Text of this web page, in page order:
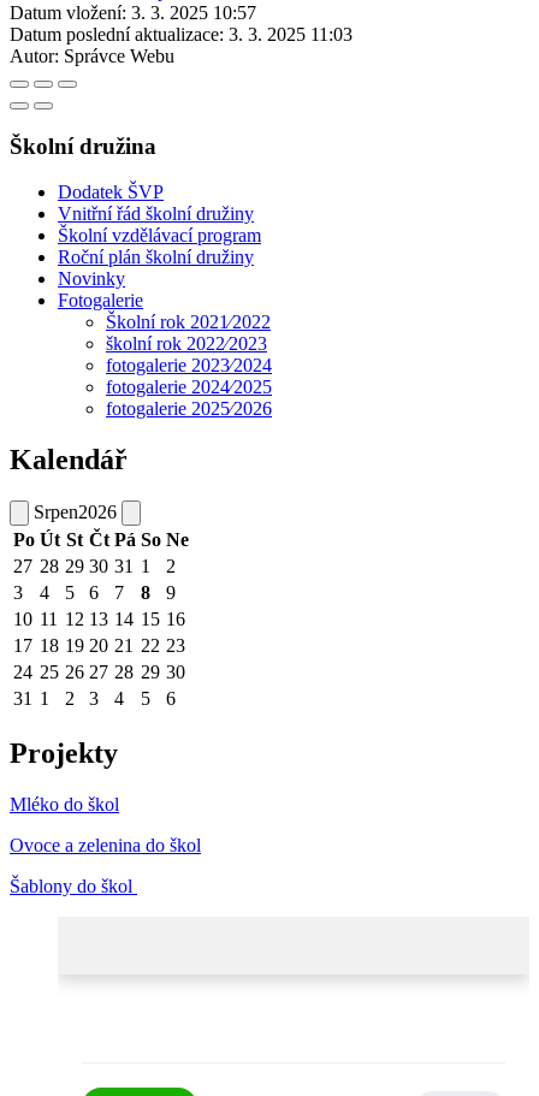
Datum vložení: 3. 3. 2025 10:57
Datum poslední aktualizace: 3. 3. 2025 11:03
Autor: Správce Webu
Školní družina
Dodatek ŠVP
Vnitřní řád školní družiny
Školní vzdělávací program
Roční plán školní družiny
Novinky
Fotogalerie
Školní rok 2021⁄2022
školní rok 2022⁄2023
fotogalerie 2023⁄2024
fotogalerie 2024⁄2025
fotogalerie 2025⁄2026
Kalendář
Srpen2026
Po Út St Čt Pá So Ne
27 28 29 30 31 1
2
3
4 5 6 7 8
9
10 11 12 13 14 15 16
17 18 19 20 21 22 23
24 25 26 27 28 29 30
31 1 2 3 4 5 6
Projekty
Mléko do škol
Ovoce a zelenina do škol
Šablony do škol